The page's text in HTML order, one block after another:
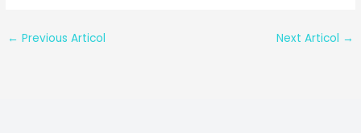
← Previous Articol Next Articol →